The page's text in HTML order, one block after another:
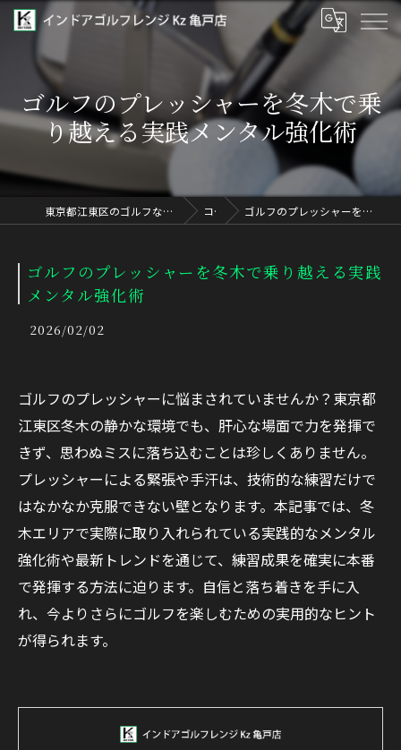
ゴルフのプレッシャーを冬木で乗
り越える実践メンタル強化術
東京都江東区のゴルフならインドアゴルフレンジ Kz 亀戸店 コラム ゴルフのプレッシャーを冬木で乗り越える実践メンタル強化術
ゴルフのプレッシャーを冬木で乗り越える実践
メンタル強化術
2026/02/02
ゴルフのプレッシャーに悩まされていませんか？東京都
江東区冬木の静かな環境でも、肝心な場面で力を発揮で
きず、思わぬミスに落ち込むことは珍しくありません。
プレッシャーによる緊張や手汗は、技術的な練習だけで
はなかなか克服できない壁となります。本記事では、冬
木エリアで実際に取り入れられている実践的なメンタル
強化術や最新トレンドを通じて、練習成果を確実に本番
で発揮する方法に迫ります。自信と落ち着きを手に入
れ、今よりさらにゴルフを楽しむための実用的なヒント
が得られます。